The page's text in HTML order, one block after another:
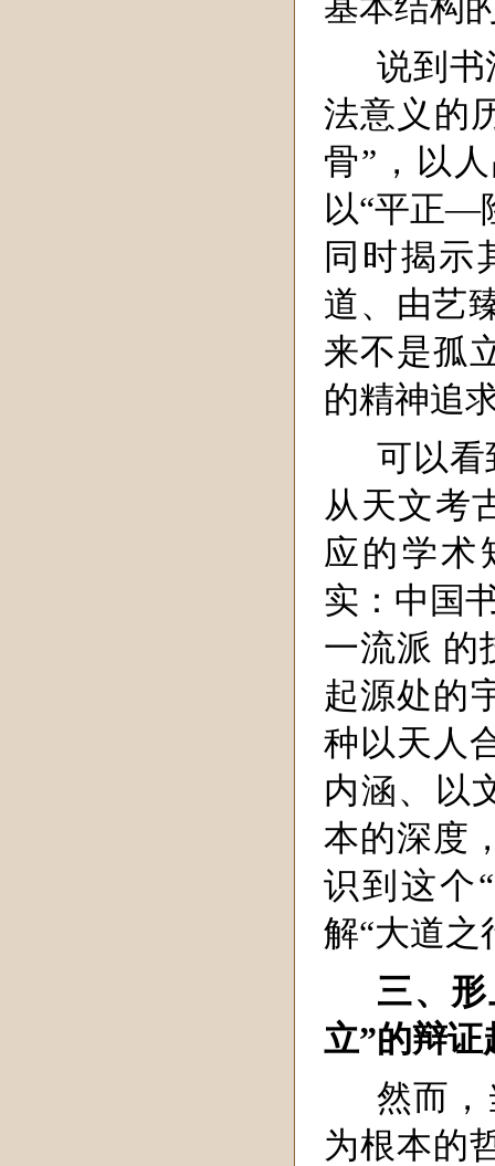
基本结构
说到书
法意义的
骨”，以
以“平正—
同时揭
道、由艺
来不是孤
的精神追
可以看
从天文考
应的学术
实：中国
一流派 的
起源处的
种以天人
内涵、以
本的深度
识到这个
解“大道之
三、
立”的辩证
然而，
为根本的